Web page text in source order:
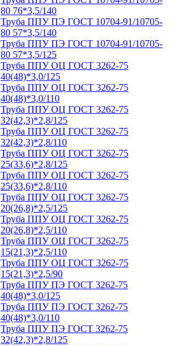
80 76*3,5/140
Труба ППУ ПЭ ГОСТ 10704-91/10705-
80 57*3,5/140
Труба ППУ ПЭ ГОСТ 10704-91/10705-
80 57*3,5/125
Труба ППУ ОЦ ГОСТ 3262-75
40(48)*3,0/125
Труба ППУ ОЦ ГОСТ 3262-75
40(48)*3,0/110
Труба ППУ ОЦ ГОСТ 3262-75
32(42,3)*2,8/125
Труба ППУ ОЦ ГОСТ 3262-75
32(42,3)*2,8/110
Труба ППУ ОЦ ГОСТ 3262-75
25(33,6)*2,8/125
Труба ППУ ОЦ ГОСТ 3262-75
25(33,6)*2,8/110
Труба ППУ ОЦ ГОСТ 3262-75
20(26,8)*2,5/125
Труба ППУ ОЦ ГОСТ 3262-75
20(26,8)*2,5/110
Труба ППУ ОЦ ГОСТ 3262-75
15(21,3)*2,5/110
Труба ППУ ОЦ ГОСТ 3262-75
15(21,3)*2,5/90
Труба ППУ ПЭ ГОСТ 3262-75
40(48)*3,0/125
Труба ППУ ПЭ ГОСТ 3262-75
40(48)*3,0/110
Труба ППУ ПЭ ГОСТ 3262-75
32(42,3)*2,8/125